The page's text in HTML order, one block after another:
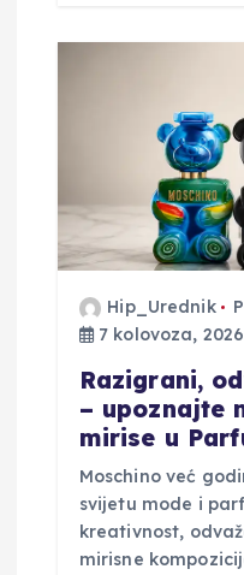
Hip_Urednik
7 kolovoza, 2026
Razigrani,
– upoznajte
mirise u
Moschino već
svijetu mode i
kreativnost,
mirisne